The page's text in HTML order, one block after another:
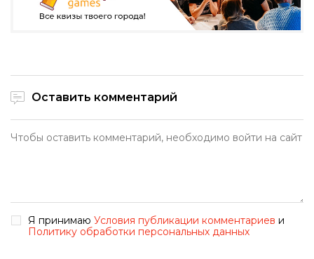
Оставить комментарий
Я принимаю Условия публикации комментариев и
Политику обработки персональных данных